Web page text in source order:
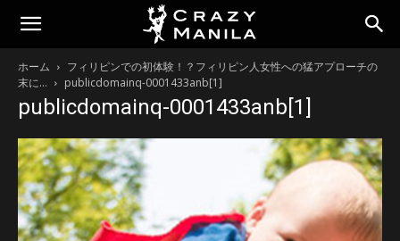
ホーム
フィリピンでの初体験！？フィリピン人女性への猛アプローチの
末に…
publicdomainq-0001433anb[1]
publicdomainq-0001433anb[1]